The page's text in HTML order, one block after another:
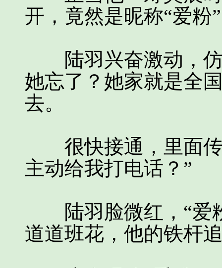
开，竟然是昵称“爱粉
陆羽兴奋激动，仿
她忘了？她家就是全
去。
很快接通，里面传
主动给我打电话？”
陆羽脸微红，“爱
道道班花，他的铁杆